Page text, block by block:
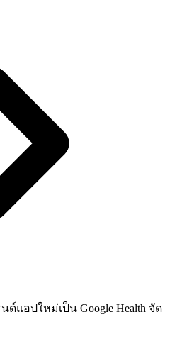
ด์แอปใหม่เป็น Google Health จัด